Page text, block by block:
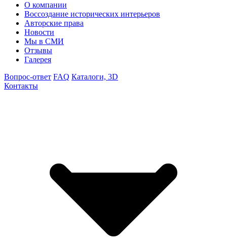
О компании
Воссоздание исторических интерьеров
Авторские права
Новости
Мы в СМИ
Отзывы
Галерея
Вопрос-ответ FAQ Каталоги, 3D
Контакты